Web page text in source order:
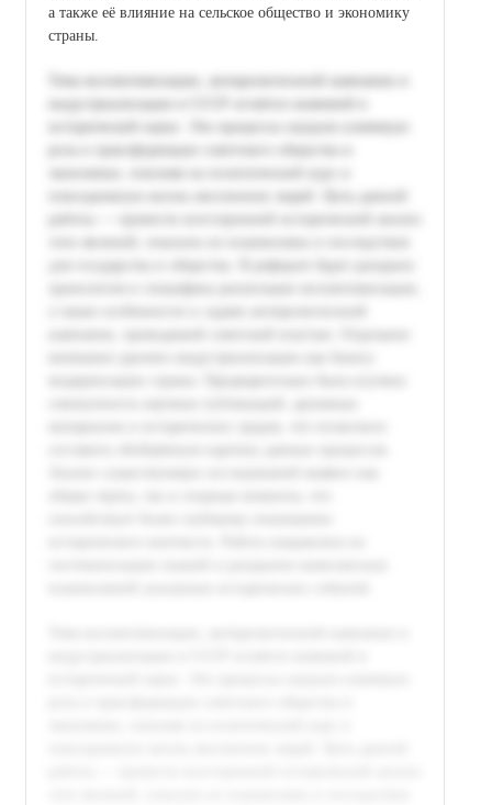
а также её влияние на сельское общество и экономику
страны.